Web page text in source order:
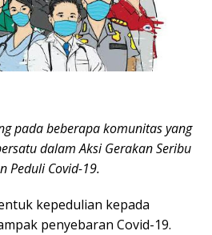
pada beberapa komunitas yang
dalam Aksi Gerakan Seribu
Peduli Covid-19.
kepedulian kepada
penyebaran Covid-19.